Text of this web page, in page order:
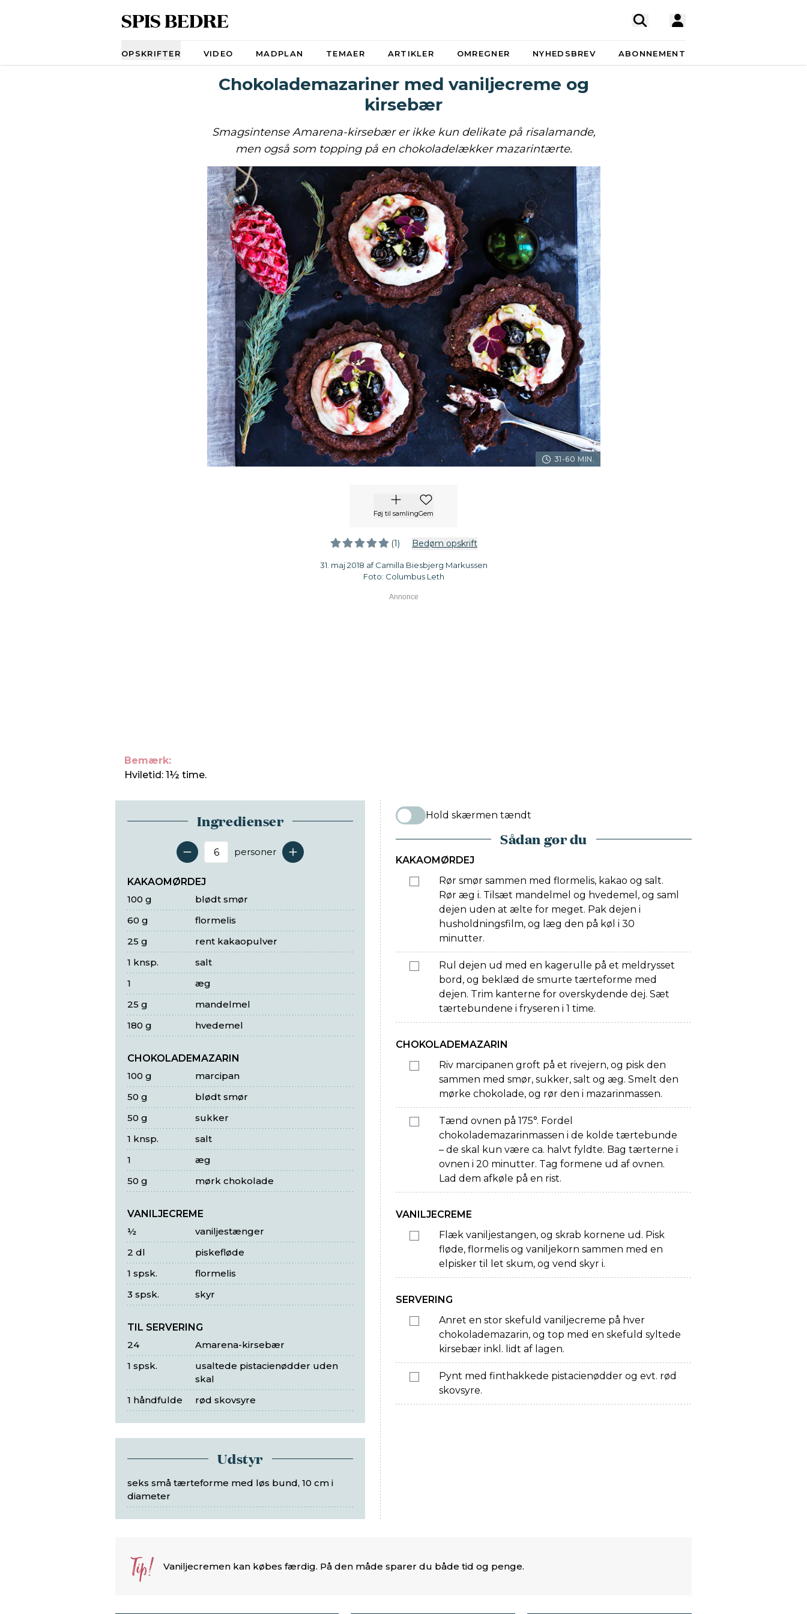
SPIS BEDRE
OPSKRIFTER VIDEO MADPLAN TEMAER ARTIKLER OMREGNER NYHEDSBREV ABONNEMENT
Chokolademazariner med vaniljecreme og
kirsebær
Smagsintense Amarena-kirsebær er ikke kun delikate på risalamande,
men også som topping på en chokoladelækker mazarintærte.
31-60 MIN.
Føj til samlingGem
(1) Bedøm opskrift
31. maj 2018 af Camilla Biesbjerg Markussen
Foto: Columbus Leth
Bemærk:
Hviletid: 1½ time.
Ingredienser
Antal serveringer
personer
KAKAOMØRDEJ
blødt smør
100 g
flormelis
60 g
rent kakaopulver
25 g
salt
1 knsp.
æg
1
mandelmel
25 g
hvedemel
180 g
CHOKOLADEMAZARIN
marcipan
100 g
blødt smør
50 g
sukker
50 g
salt
1 knsp.
æg
1
mørk chokolade
50 g
VANILJECREME
vaniljestænger
½
piskefløde
2 dl
flormelis
1 spsk.
skyr
3 spsk.
TIL SERVERING
Amarena-kirsebær
24
usaltede pistacienødder uden
skal
1 spsk.
rød skovsyre
1 håndfulde
Udstyr
seks små tærteforme med løs bund, 10 cm i
diameter
Hold skærmen tændt
Sådan gør du
KAKAOMØRDEJ
Rør smør sammen med flormelis, kakao og salt.
Rør æg i. Tilsæt mandelmel og hvedemel, og saml
dejen uden at ælte for meget. Pak dejen i
husholdningsfilm, og læg den på køl i 30
minutter.
Rul dejen ud med en kagerulle på et meldrysset
bord, og beklæd de smurte tærteforme med
dejen. Trim kanterne for overskydende dej. Sæt
tærtebundene i fryseren i 1 time.
CHOKOLADEMAZARIN
Riv marcipanen groft på et rivejern, og pisk den
sammen med smør, sukker, salt og æg. Smelt den
mørke chokolade, og rør den i mazarinmassen.
Tænd ovnen på 175°. Fordel
chokolademazarinmassen i de kolde tærtebunde
– de skal kun være ca. halvt fyldte. Bag tærterne i
ovnen i 20 minutter. Tag formene ud af ovnen.
Lad dem afkøle på en rist.
VANILJECREME
Flæk vaniljestangen, og skrab kornene ud. Pisk
fløde, flormelis og vaniljekorn sammen med en
elpisker til let skum, og vend skyr i.
SERVERING
Anret en stor skefuld vaniljecreme på hver
chokolademazarin, og top med en skefuld syltede
kirsebær inkl. lidt af lagen.
Pynt med finthakkede pistacienødder og evt. rød
skovsyre.
Tip! Vaniljecremen kan købes færdig. På den måde sparer du både tid og penge.